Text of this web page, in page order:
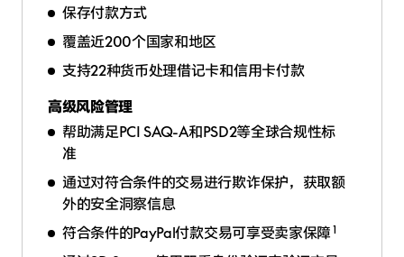
保存付款方式
覆盖近200个国家和地区
支持22种货币处理借记卡和信用卡付款
高级风险管理
帮助满足PCI SAQ-A和PSD2等全球合规性标
准
通过对符合条件的交易进行欺诈保护，获取额
外的安全洞察信息
符合条件的PayPal付款交易可享受卖家保障 1